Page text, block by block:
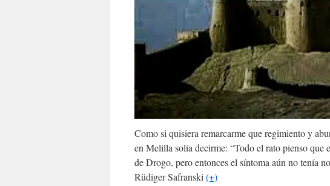
Como si quisiera remarcarme que regimiento y
en Melilla solía decirme: “Todo el rato pienso que
de Drogo, pero entonces el síntoma aún no tenía
Rüdiger Safranski (+)